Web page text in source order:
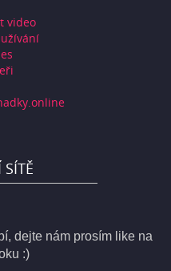
video
SÍTĚ
dejte nám prosím like na
:)